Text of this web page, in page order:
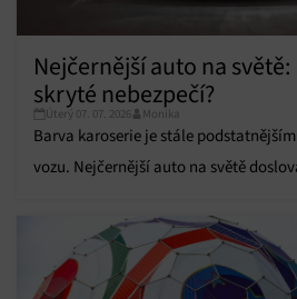
Přiřazování a kombinování údajů z
údajů, Propojení různých zařízení,
zařízení na základě automaticky
informací.
Zajištění bezpečnosti, předcházení a
podvodů a odstraňování chyb,
zobrazování reklamy a obsahu,
Nejčernější auto na
skryté nebezpečí?
Úterý 07. 07. 2026 Monika
Barva karoserie je stále
vozu. Nejčernější auto na světě